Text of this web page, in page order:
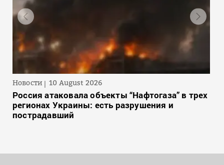
Новости 10 August 2026
Россия атаковала объекты “Нафтогаза” в трех
регионах Украины: есть разрушения и
пострадавший